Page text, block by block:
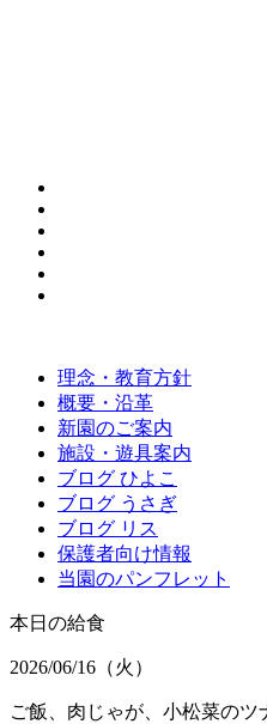
理念・教育方針
概要・沿革
新園のご案内
施設・遊具案内
ブログ ひよこ
ブログ うさぎ
ブログ リス
保護者向け情報
当園のパンフレット
本日の給食
2026/06/16（火）
ご飯、肉じゃが、小松菜の